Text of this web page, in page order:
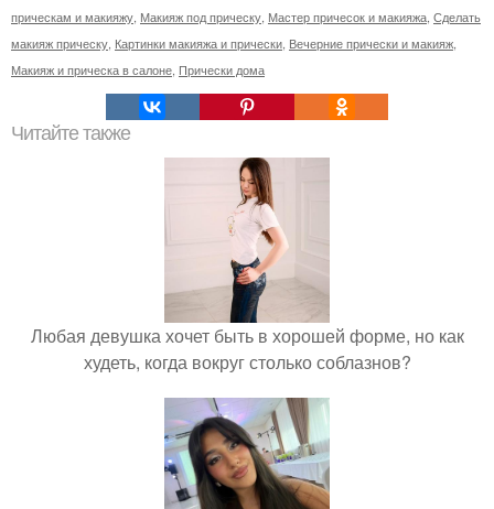
прическам и макияжу Макияж под прическу Мастер причесок и макияжа Сделать
макияж прическу Картинки макияжа и прически Вечерние прически и макияж
Макияж и прическа в салоне Прически дома
Читайте также
Любая девушка хочет быть в хорошей форме, но как
худеть, когда вокруг столько соблазнов?